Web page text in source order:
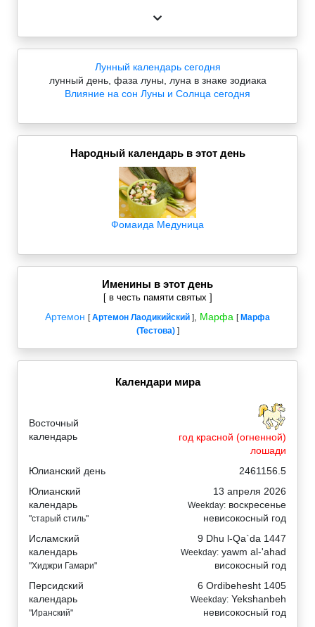
Лунный календарь сегодня
лунный день, фаза луны, луна в знаке зодиака
Влияние на сон Луны и Солнца сегодня
Народный календарь в этот день
Фомаида Медуница
Именины в этот день
[ в честь памяти святых ]
Артемон [Артемон Лаодикийский ] Марфа [Марфа
(Тестова)]
Календари мира
Восточный
календарь
год красной (огненной)
лошади
Юлианский день
2461156.5
Юлианский
календарь
"старый стиль"
13 апреля 2026
Weekday: воскресенье
невисокосный год
Исламский
календарь
"Хиджри Гамари"
9 Dhu l-Qa`da 1447
Weekday: yawm al-'ahad
високосный год
Персидский
календарь
"Иранский"
6 Ordibehesht 1405
Weekday: Yekshanbeh
невисокосный год